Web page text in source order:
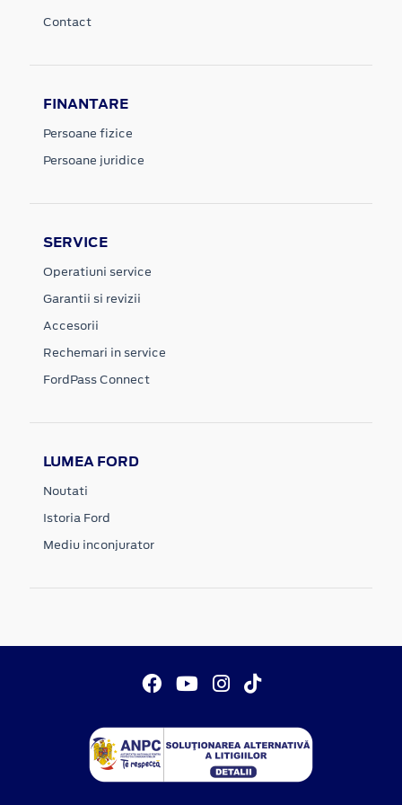
Contact
FINANTARE
Persoane fizice
Persoane juridice
SERVICE
Operatiuni service
Garantii si revizii
Accesorii
Rechemari in service
FordPass Connect
LUMEA FORD
Noutati
Istoria Ford
Mediu inconjurator